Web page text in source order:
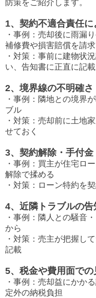
防策をご紹介します。
1、契約不適合責任
・事例：売却後に雨漏
補修費や損害賠償を請
・対策：事前に建物状
い、告知書に正直に記載
2、境界線の不明確さ
・事例：隣地との境界
ブル
・対策：売却前に土地
せておく
3、契約解除・手付金
・事例：買主が住宅ロ
解除で揉める
・対策：ローン特約を
4、近隣トラブルの告
・事例：隣人との騒音
から
・対策：売主が把握し
記載
5、税金や費用面での
・事例：売却益にかか
定外の納税負担